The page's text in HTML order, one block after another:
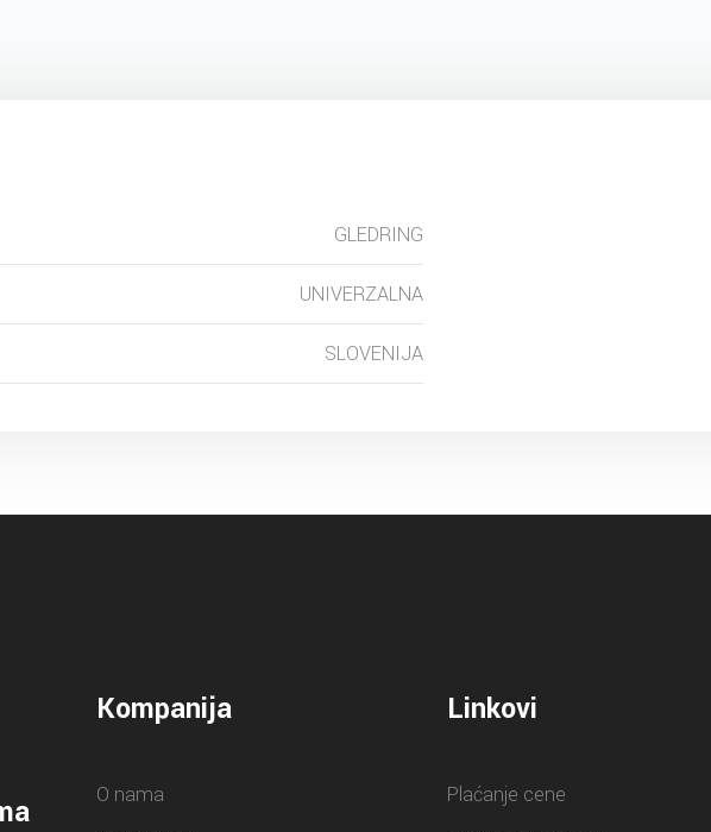
GLEDRING
UNIVERZALNA
SLOVENIJA
Kompanija
O nama
Linkovi
Plaćanje cene